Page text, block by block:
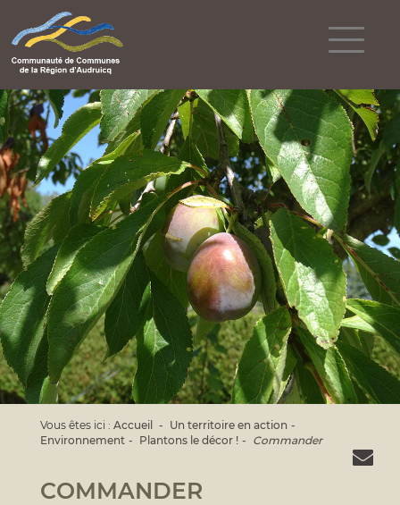
Vous êtes ici : Accueil
Un territoire en action
Environnement
Plantons le décor ! Commander
COMMANDER